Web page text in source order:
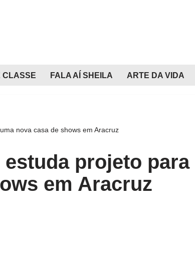
CLASSE FALA AÍ SHEILA ARTE DA VIDA
nova casa de shows em Aracruz
projeto para
em Aracruz